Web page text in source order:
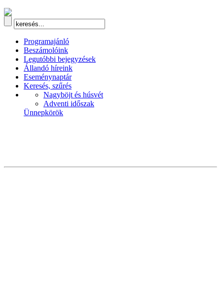
Programajánló
Beszámolóink
Legutóbbi bejegyzések
Állandó híreink
Eseménynaptár
Keresés, szűrés
Nagyböjt és húsvét
Adventi időszak
Ünnepkörök